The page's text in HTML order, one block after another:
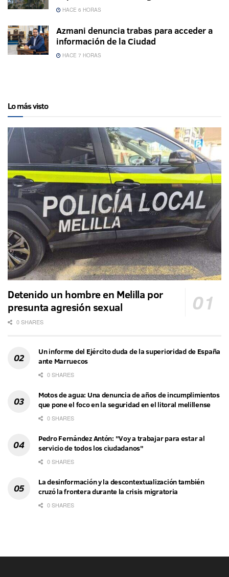
HACE 6 HORAS
Azmani denuncia trabas para acceder a
información de la Ciudad
HACE 7 HORAS
Lo más visto
Detenido un hombre en Melilla por
presunta agresión sexual
0 SHARES
Un informe del Ejército duda de la superioridad de España
ante Marruecos
0 SHARES
Motos de agua: Una denuncia de años de incumplimientos
que pone el foco en la seguridad en el litoral melillense
0 SHARES
Pedro Fernández Antón: "Voy a trabajar para estar al
servicio de todos los ciudadanos"
0 SHARES
La desinformación y la descontextualización también
cruzó la frontera durante la crisis migratoria
0 SHARES